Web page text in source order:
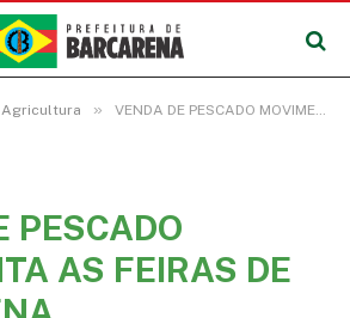
Agricultura » VENDA DE PESCADO MOVIMENTA AS FEIRAS DE BARCARENA
PESCADO
AS FEIRAS DE